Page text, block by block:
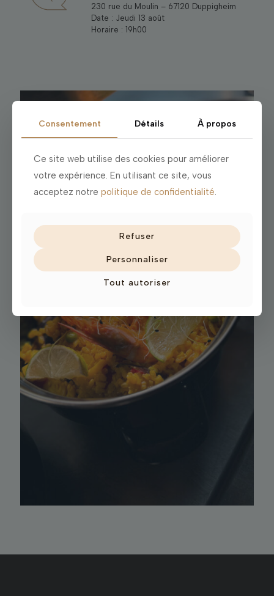
230 rue du Moulin – 67120 Duppigheim
Date : Jeudi 13 août
Horaire : 19h00
Consentement Détails À propos
Ce site web utilise des cookies pour améliorer
votre expérience. En utilisant ce site, vous
acceptez notre politique de confidentialité.
Refuser
Personnaliser
Tout autoriser